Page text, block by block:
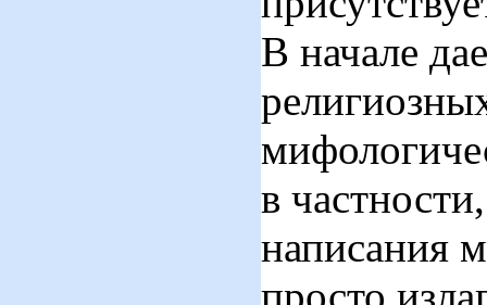
В начале
в
написания
просто